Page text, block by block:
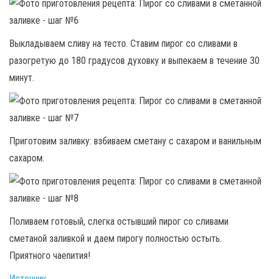
Выкладываем сливу на тесто. Ставим пирог со сливами в
разогретую до 180 градусов духовку и выпекаем в течение 30
минут.
Приготовим заливку: взбиваем сметану с сахаром и ванильным
сахаром.
Поливаем готовый, слегка остывший пирог со сливами
сметаной заливкой и даем пирогу полностью остыть.
Приятного чаепития!